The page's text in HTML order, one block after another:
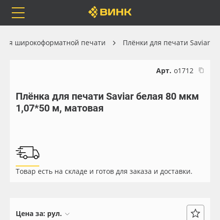
Каталог
Бренды
Доставка
Весь каталог
Самоклеящиеся плёнки
Листовые материалы
широкоформатной печати Плёнки для печати Saviar
Арт. о1712
Плёнка для печати Saviar белая 80 мкм
1,07*50 м, матовая
Товар есть на складе и готов для заказа и доставки.
Цена за: рул.